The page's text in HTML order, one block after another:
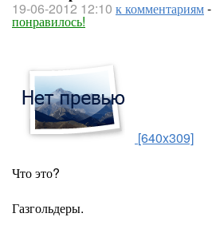
19-06-2012 12:10 к комментариям-
понравилось!
[640x309]
Что это?
Газгольдеры.